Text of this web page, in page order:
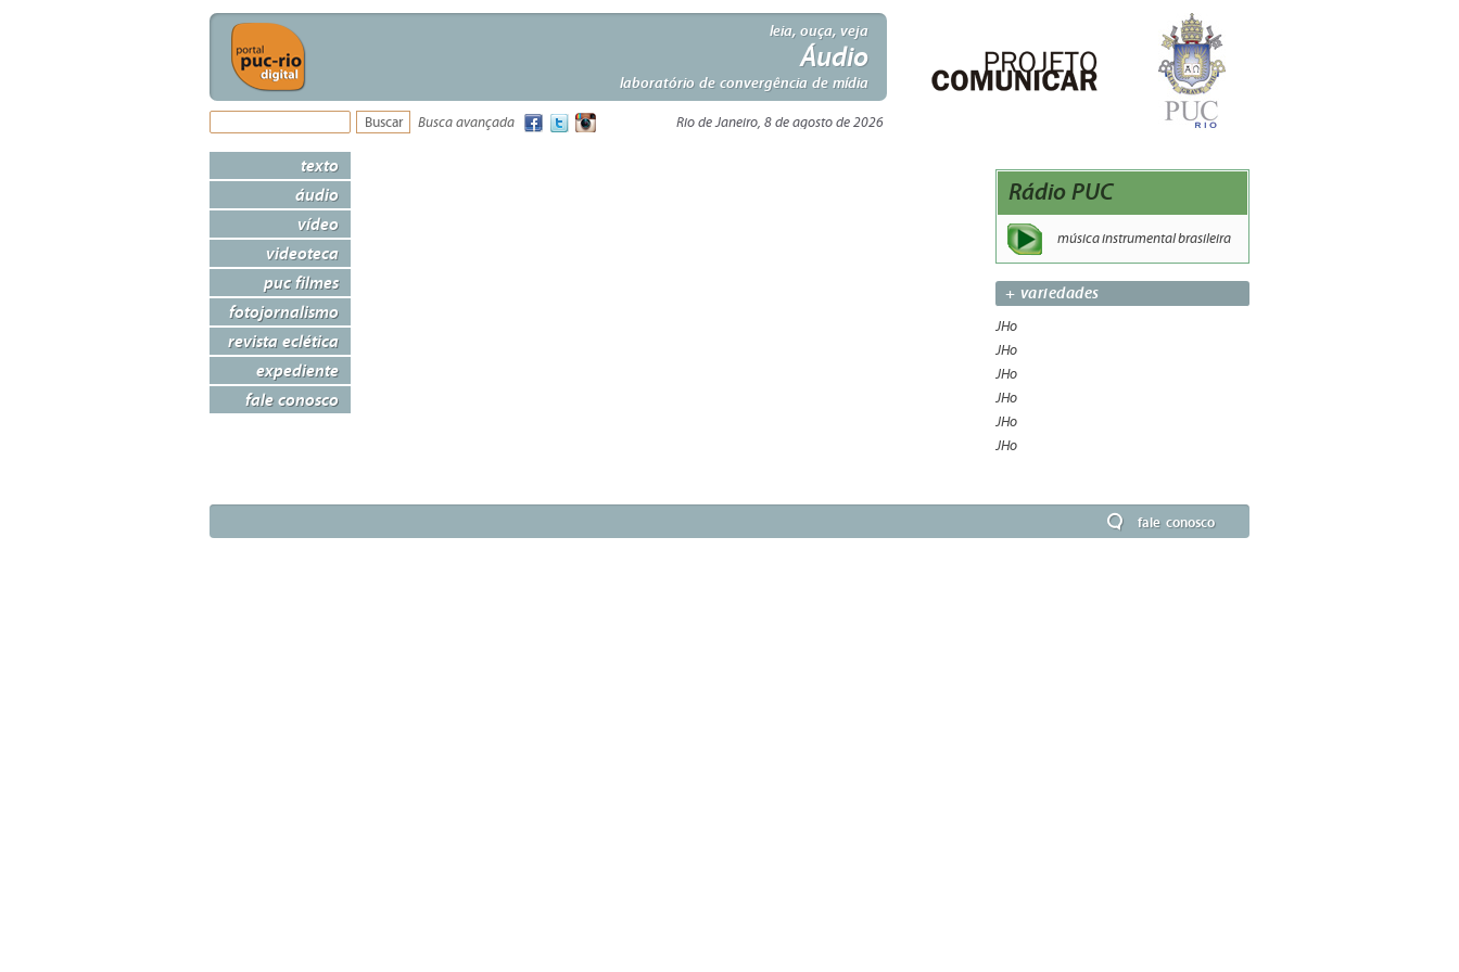
leia, ouça, veja
Áudio
laboratório de convergência de mídia
Busca avançada Rio de Janeiro, 8 de agosto de 2026
texto
áudio
vídeo
videoteca
puc filmes
fotojornalismo
revista eclética
expediente
fale conosco
Rádio PUC
música instrumental brasileira
+ variedades
JHo
JHo
JHo
JHo
JHo
JHo
fale conosco